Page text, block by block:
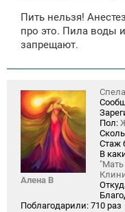
б
щ
е
н
е
Пить нельзя!
про это. Пила воды
запрещают.
Алена В
Пол:
Стаж
В
Поблагодарили: 710 раз